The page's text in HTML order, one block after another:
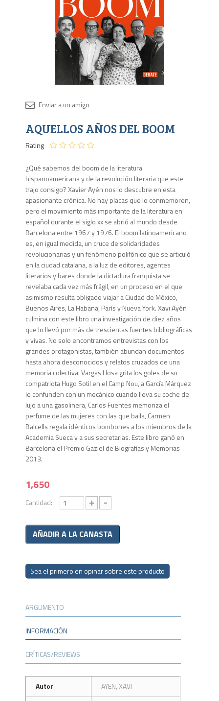
AQUELLOS AÑOS DEL BOOM
Rating
¿Qué sabemos del boom de la literatura
hispanoamericana y de la revolución literaria que este
trajo consigo? Xavier Ayén nos lo descubre en esta
apasionante crónica. No hay placas que lo conmemoren,
pero el movimiento más importante de la literatura en
español durante el siglo xx se abrió al mundo desde
Barcelona entre 1967 y 1976. El boom latinoamericano
es, en igual medida, un cruce de solidaridades
revolucionarias y un fenómeno polifónico que se articuló
en la ciudad catalana, a la luz de editores, agentes
literarios y bares donde la dictadura franquista se
revelaba cada vez más frágil, en un proceso en el que
asimismo resulta obligado viajar a Ciudad de México,
Buenos Aires, La Habana, París y Nueva York. Xavi Ayén
culmina con este libro una investigación de diez años
que lo llevó por más de trescientas fuentes bibliográficas
y vivas. No solo encontramos entrevistas con los
grandes protagonistas, también abundan documentos
hasta ahora desconocidos y relatos cruzados de una
memoria colectiva: Vargas Llosa grita los goles de su
compatriota Hugo Sotil en el Camp Nou, a García Márquez
le confunden con un mecánico cuando lleva su coche de
lujo a una gasolinera, Carlos Fuentes memoriza el
perfume de las mujeres con las que baila, Carmen
Balcells regala idénticos bombones a los miembros de la
Academia Sueca y a sus secretarias. Este libro ganó en
Barcelona el Premio Gaziel de Biografías y Memorias
2013.
1,650
Cantidad: + -
Sea el primero en opinar sobre este producto
ARGUMENTO
INFORMACIÓN
CRÍTICAS/REVIEWS
Autor
AYEN, XAVI